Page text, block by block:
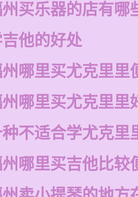
买乐器的店有哪
他的好处
哪里买尤克里里
哪里买尤克里里
不适合学尤克里
哪里买吉他比较